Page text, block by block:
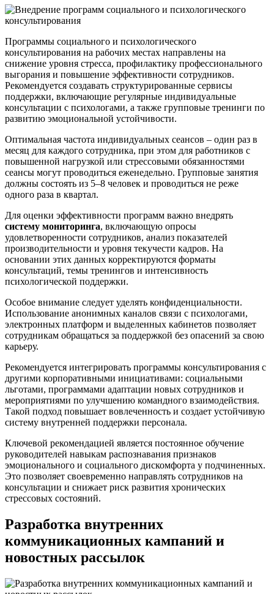
Программы социального и психологического
консультирования на рабочих местах направлены на
снижение уровня стресса, профилактику профессионального
выгорания и повышение эффективности сотрудников.
Рекомендуется создавать структурированные сервисы
поддержки, включающие регулярные индивидуальные
консультации с психологами, а также групповые тренинги по
развитию эмоциональной устойчивости.
Оптимальная частота индивидуальных сеансов – один раз в
месяц для каждого сотрудника, при этом для работников с
повышенной нагрузкой или стрессовыми обязанностями
сеансы могут проводиться еженедельно. Групповые занятия
должны состоять из 5–8 человек и проводиться не реже
одного раза в квартал.
Для оценки эффективности программ важно внедрять
систему мониторинга, включающую опросы
удовлетворенности сотрудников, анализ показателей
производительности и уровня текучести кадров. На
основании этих данных корректируются форматы
консультаций, темы тренингов и интенсивность
психологической поддержки.
Особое внимание следует уделять конфиденциальности.
Использование анонимных каналов связи с психологами,
электронных платформ и выделенных кабинетов позволяет
сотрудникам обращаться за поддержкой без опасений за свою
карьеру.
Рекомендуется интегрировать программы консультирования с
другими корпоративными инициативами: социальными
льготами, программами адаптации новых сотрудников и
мероприятиями по улучшению командного взаимодействия.
Такой подход повышает вовлеченность и создает устойчивую
систему внутренней поддержки персонала.
Ключевой рекомендацией является постоянное обучение
руководителей навыкам распознавания признаков
эмоционального и социального дискомфорта у подчиненных.
Это позволяет своевременно направлять сотрудников на
консультации и снижает риск развития хронических
стрессовых состояний.
Разработка внутренних
коммуникационных кампаний и
новостных рассылок